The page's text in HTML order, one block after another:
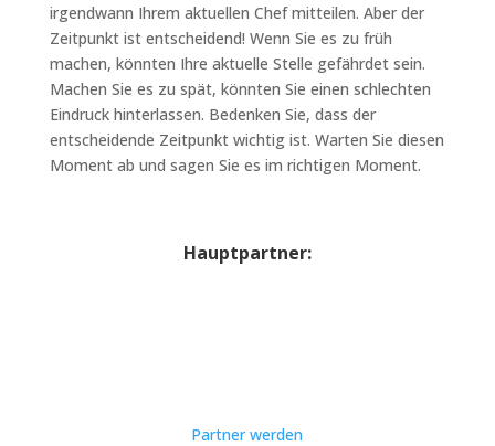
irgendwann Ihrem aktuellen Chef mitteilen. Aber der
Zeitpunkt ist entscheidend! Wenn Sie es zu früh
machen, könnten Ihre aktuelle Stelle gefährdet sein.
Machen Sie es zu spät, könnten Sie einen schlechten
Eindruck hinterlassen. Bedenken Sie, dass der
entscheidende Zeitpunkt wichtig ist. Warten Sie diesen
Moment ab und sagen Sie es im richtigen Moment.
Hauptpartner:
Partner werden